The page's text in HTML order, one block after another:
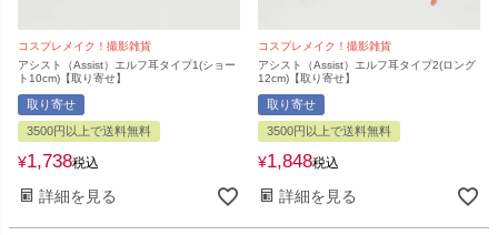
コスプレメイク！撮影雑貨
アシスト（Assist）エルフ耳タイプ1(ショー
ト10cm)【取り寄せ】
取り寄せ
3500円以上で送料無料
¥1,738税込
詳細を見る
コスプレメイク！撮影雑貨
アシスト（Assist）エルフ耳タイプ2(ロング
12cm)【取り寄せ】
取り寄せ
3500円以上で送料無料
¥1,848税込
詳細を見る